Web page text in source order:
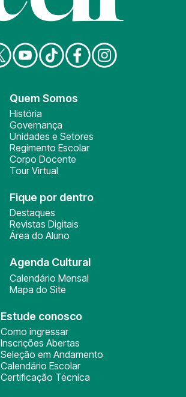
Quem Somos
História
Governança
Unidades e Setores
Regimento Escolar
Corpo Docente
Tour Virtual
Fique por dentro
Destaques
Revistas Digitais
Área do Aluno
Agenda Cultural
Calendário Mensal
Mapa do Site
Estude conosco
Como ingressar
Inscrições Abertas
Seleção em Andamento
Calendário Escolar
Certificação Técnica